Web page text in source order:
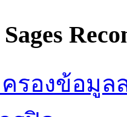
Sages
รองข้อมูล